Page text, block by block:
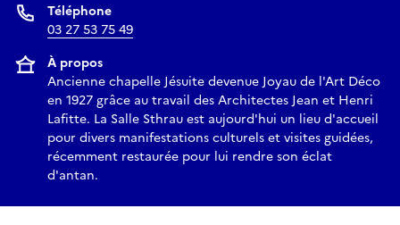
Téléphone
03 27 53 75 49
À propos
Ancienne chapelle Jésuite devenue Joyau de l'Art Déco
en 1927 grâce au travail des Architectes Jean et Henri
Lafitte. La Salle Sthrau est aujourd'hui un lieu d'accueil
pour divers manifestations culturels et visites guidées,
récemment restaurée pour lui rendre son éclat
d'antan.